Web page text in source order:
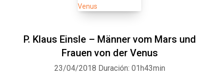
P. Klaus Einsle – Männer vom Mars und
Frauen von der Venus
23/04/2018 Duración: 01h43min